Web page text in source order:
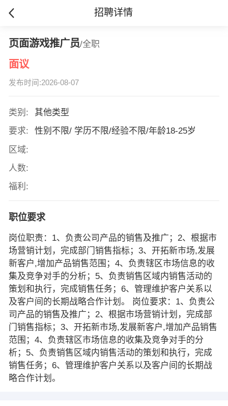
招聘详情
页面游戏推广员/全职
面议
发布时间:2026-08-07
类别:
其他类型
要求:
性别不限/ 学历不限/经验不限/年龄18-25岁
区域:
人数:
福利:
职位要求
岗位职责：1、负责公司产品的销售及推广；2、根据市
场营销计划，完成部门销售指标；3、开拓新市场,发展
新客户,增加产品销售范围；4、负责辖区市场信息的收
集及竞争对手的分析；5、负责销售区域内销售活动的
策划和执行，完成销售任务；6、管理维护客户关系以
及客户间的长期战略合作计划。 岗位要求：1、负责公
司产品的销售及推广；2、根据市场营销计划，完成部
门销售指标；3、开拓新市场,发展新客户,增加产品销售
范围；4、负责辖区市场信息的收集及竞争对手的分
析；5、负责销售区域内销售活动的策划和执行，完成
销售任务；6、管理维护客户关系以及客户间的长期战
略合作计划。